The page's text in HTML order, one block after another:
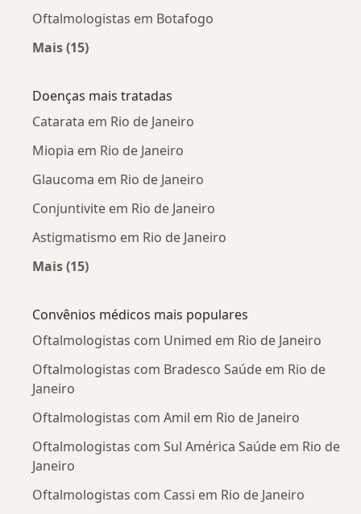
Oftalmologistas em Botafogo
Mais (15)
Doenças mais tratadas
Catarata em Rio de Janeiro
Miopia em Rio de Janeiro
Glaucoma em Rio de Janeiro
Conjuntivite em Rio de Janeiro
Astigmatismo em Rio de Janeiro
Mais (15)
Convênios médicos mais populares
Oftalmologistas com Unimed em Rio de Janeiro
Oftalmologistas com Bradesco Saúde em Rio de
Janeiro
Oftalmologistas com Amil em Rio de Janeiro
Oftalmologistas com Sul América Saúde em Rio de
Janeiro
Oftalmologistas com Cassi em Rio de Janeiro